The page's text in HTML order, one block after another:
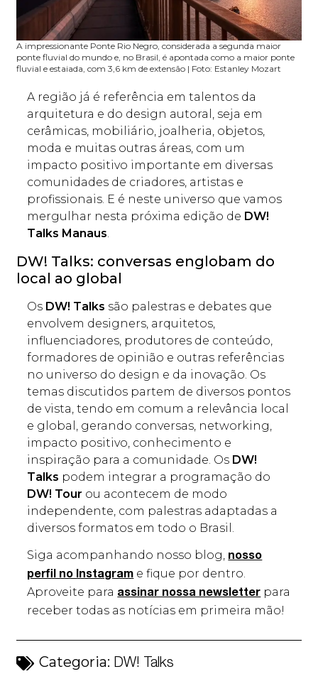
A impressionante Ponte Rio Negro, considerada a segunda maior
ponte fluvial do mundo e, no Brasil, é apontada como a maior ponte
fluvial e estaiada, com 3,6 km de extensão | Foto: Estanley Mozart
A região já é referência em talentos da
arquitetura e do design autoral, seja em
cerâmicas, mobiliário, joalheria, objetos,
moda e muitas outras áreas, com um
impacto positivo importante em diversas
comunidades de criadores, artistas e
profissionais. E é neste universo que vamos
mergulhar nesta próxima edição de DW!
Talks Manaus.
DW! Talks: conversas englobam do
local ao global
Os DW! Talks são palestras e debates que
envolvem designers, arquitetos,
influenciadores, produtores de conteúdo,
formadores de opinião e outras referências
no universo do design e da inovação. Os
temas discutidos partem de diversos pontos
de vista, tendo em comum a relevância local
e global, gerando conversas, networking,
impacto positivo, conhecimento e
inspiração para a comunidade. Os DW!
Talks podem integrar a programação do
DW! Tour ou acontecem de modo
independente, com palestras adaptadas a
diversos formatos em todo o Brasil.
Siga acompanhando nosso blog, nosso
perfil no Instagram e fique por dentro.
Aproveite para assinar nossa newsletter para
receber todas as notícias em primeira mão!
Categoria: DW! Talks